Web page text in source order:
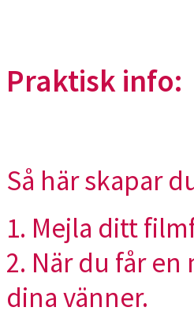
Praktisk info:
Så här skapar
1. Mejla ditt
2. När du får
dina vänner.